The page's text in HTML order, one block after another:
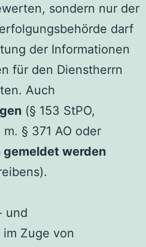
sondern nur der
darf
der Informationen
für den Dienstherrn
Auch
(§ 153 StPO,
§ 371 AO oder
gemeldet werden
und
Zuge von